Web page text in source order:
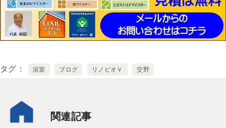
タグ 浴室 ブログ リノビオＶ 交野
関連記事